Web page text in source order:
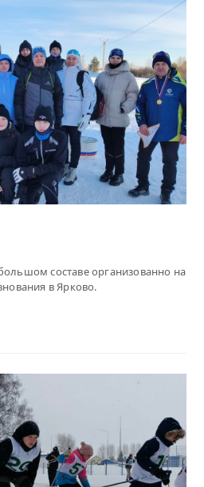
Читать
составе организованно на
в Ярково.
Читать